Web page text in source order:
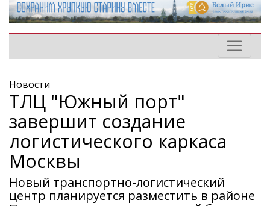
Новости
ТЛЦ "Южный порт"
завершит создание
логистического каркаса
Москвы
Новый транспортно-логистический
центр планируется разместить в районе